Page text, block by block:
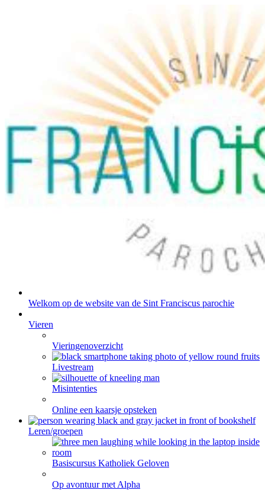
Welkom op de website van de Sint Franciscus parochie
Vieren
Vieringenoverzicht
Livestream
Misintenties
Online een kaarsje opsteken
Leren/groepen
Basiscursus Katholiek Geloven
Op avontuur met Alpha